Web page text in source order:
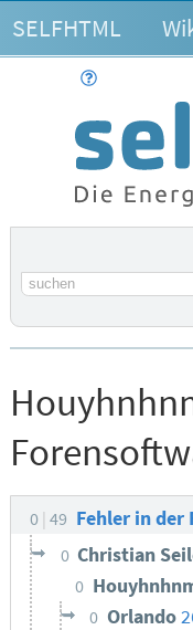
SELFHTML
Suchbegriff
0 49 Fehler in der
0 Christian
0
0 Orlando